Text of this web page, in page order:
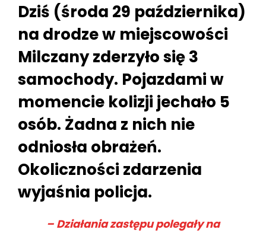
Dziś (środa 29 października)
na drodze w miejscowości
Milczany zderzyło się 3
samochody. Pojazdami w
momencie kolizji jechało 5
osób. Żadna z nich nie
odniosła obrażeń.
Okoliczności zdarzenia
wyjaśnia policja.
– Działania zastępu polegały na